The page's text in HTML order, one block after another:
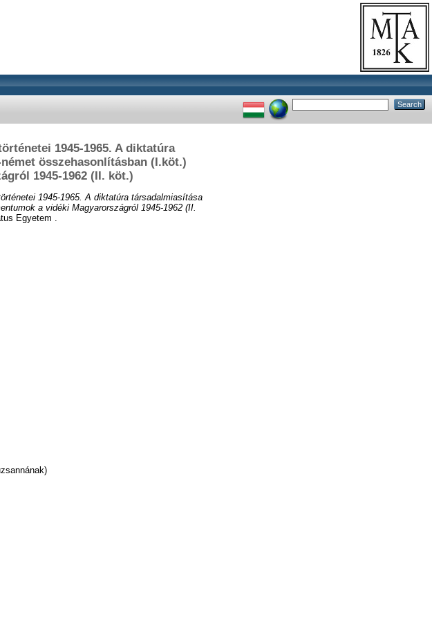
1945-1965. A diktatúra
összehasonlításban (I.köt.)
1945-1962 (II. köt.)
1945-1965. A diktatúra társadalmiasítása
a vidéki Magyarországról 1945-1962 (II.
Egyetem .